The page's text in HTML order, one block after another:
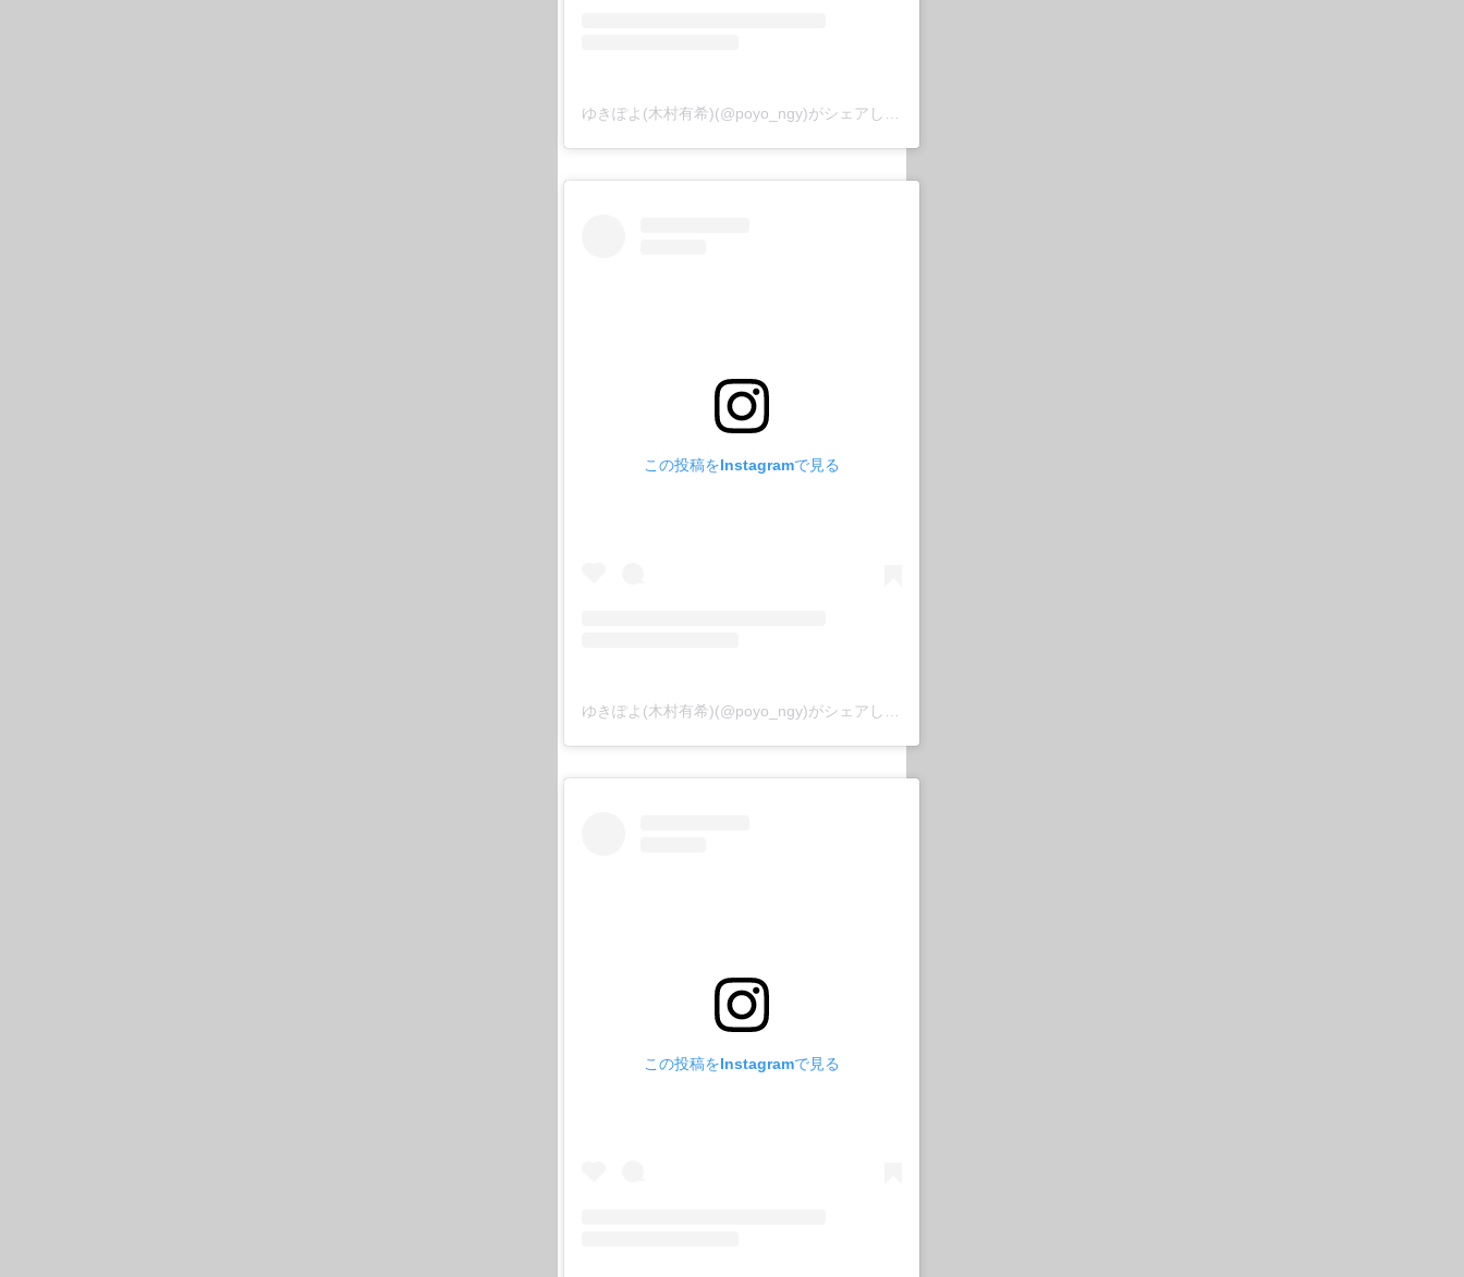
この投稿をInstagramで見る
ゆきぽよ(木村有希)(@poyo_ngy)がシェアした投稿
この投稿をInstagramで見る